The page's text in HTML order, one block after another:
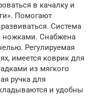
в качалку и
Помогают
Система
ножками. Снабжена
Регулируемая
имеется коврик для
из мягкого
ручка для
и удобны